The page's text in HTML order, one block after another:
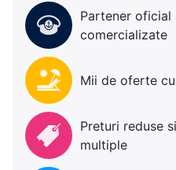
Partener oficial
comercializate
Mii de oferte
Preturi reduse
multiple